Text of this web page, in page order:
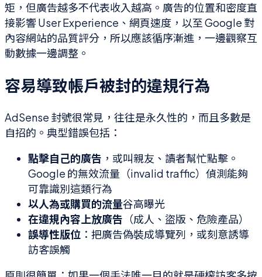
矩，但廣告越多不代表收入越高。廣告的位置和密度直
接影響 User Experience、網頁速度，以至 Google 對
內容網站的品質評分，所以應該循序漸進，一邊觀察互
動數據一邊調整。
容易導致帳戶被封的違規行為
AdSense 封號很常見，往往是永久性的，而且多數是
自招的。典型錯誤包括：
點擊自己的廣告 ，或叫親友、讀者幫忙點擊。
Google 的無效流量（invalid traffic）偵測能夠
可靠識別這類行為
以人為或購買的流量谷高曝光
在違規內容上放廣告 （成人、盜版、危險產品）
誤導性版位 ：把廣告偽裝成導覽列，或刻意誘導
訪客誤觸